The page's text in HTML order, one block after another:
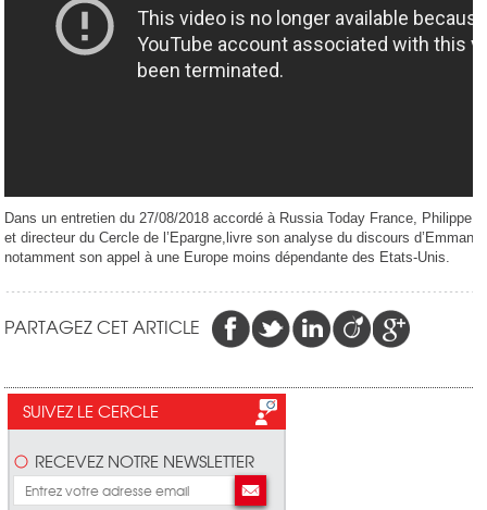
Dans un entretien du 27/08/2018 accordé à Russia Today France, Philippe
et directeur du Cercle de l’Epargne,livre son analyse du discours
notamment son appel à une Europe moins dépendante des Etats-Unis.
PARTAGEZ CET ARTICLE
SUIVEZ LE CERCLE
RECEVEZ NOTRE NEWSLETTER